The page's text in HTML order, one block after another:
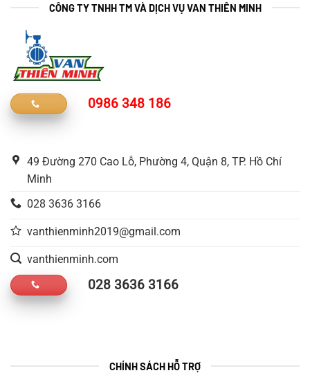
CÔNG TY TNHH TM VÀ DỊCH VỤ VAN THIÊN MINH
0986 348 186
49 Đường 270 Cao Lỗ, Phường 4, Quận 8, TP. Hồ Chí
Minh
028 3636 3166
vanthienminh2019@gmail.com
vanthienminh.com
028 3636 3166
CHÍNH SÁCH HỖ TRỢ